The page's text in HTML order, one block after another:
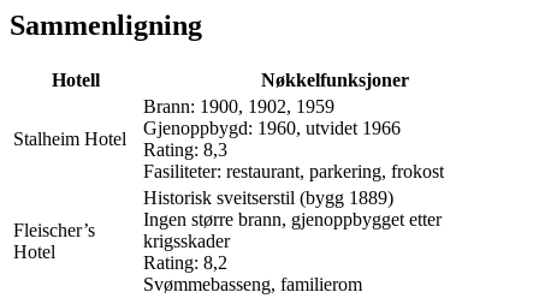
Sammenligning
Hotell Nøkkelfunksjoner
Stalheim Hotel
Brann: 1900, 1902, 1959
Gjenoppbygd: 1960, utvidet 1966
Rating: 8,3
Fasiliteter: restaurant, parkering, frokost
Fleischer’s
Hotel
Historisk sveitserstil (bygg 1889)
Ingen større brann, gjenoppbygget etter
krigsskader
Rating: 8,2
Svømmebasseng, familierom